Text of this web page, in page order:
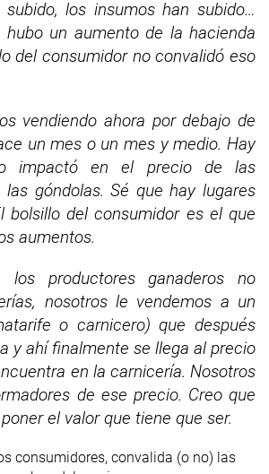
los insumos han subido…
un aumento de la hacienda
del consumidor no convalidó eso
vendiendo ahora por debajo de
un mes o un mes y medio. Hay
impactó en el precio de las
góndolas. Sé que hay lugares
bolsillo del consumidor es el que
aumentos.
productores ganaderos no
nosotros le vendemos a un
o carnicero) que después
y ahí finalmente se llega al precio
en la carnicería. Nosotros
de ese precio. Creo que
el valor que tiene que ser.